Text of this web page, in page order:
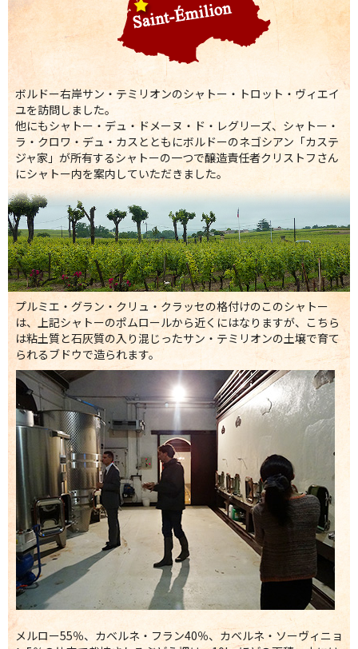
ボルドー右岸サン・テミリオンのシャトー・トロット・ヴィエイ
ユを訪問しました。
他にもシャトー・デュ・ドメーヌ・ド・レグリーズ、シャトー・
ラ・クロワ・デュ・カスとともにボルドーのネゴシアン「カステ
ジャ家」が所有するシャトーの一つで醸造責任者クリストフさん
にシャトー内を案内していただきました。
プルミエ・グラン・クリュ・クラッセの格付けのこのシャトー
は、上記シャトーのポムロールから近くにはなりますが、こちら
は粘土質と石灰質の入り混じったサン・テミリオンの土壌で育て
られるブドウで造られます。
メルロー55％、カベルネ・フラン40％、カベルネ・ソーヴィニョ